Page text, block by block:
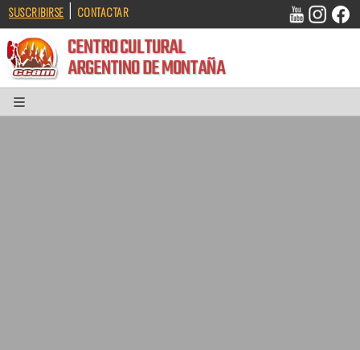
SUSCRIBIRSE | CONTACTAR
CENTRO CULTURAL
ARGENTINO DE MONTAÑA